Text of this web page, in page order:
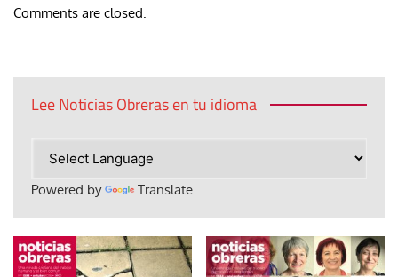
Comments are closed.
Lee Noticias Obreras en tu idioma
Powered by Translate